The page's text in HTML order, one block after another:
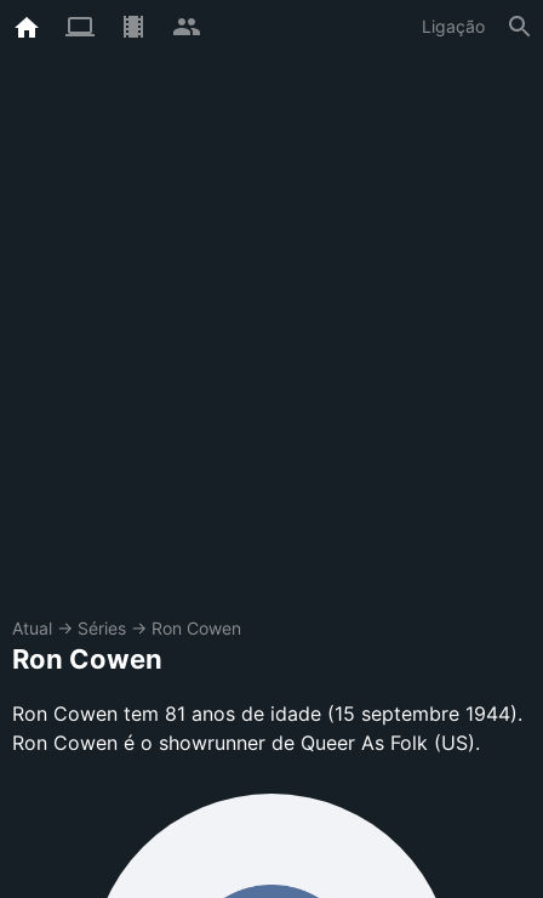
Ligação
Atual → Séries → Ron Cowen
Ron Cowen
Ron Cowen tem 81 anos de idade (15 septembre 1944).
Ron Cowen é o showrunner de Queer As Folk (US).